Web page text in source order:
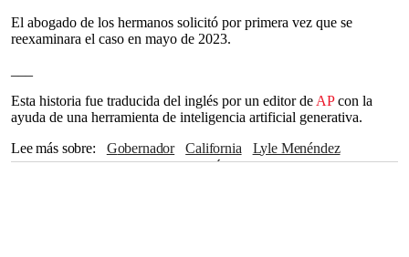
El abogado de los hermanos solicitó por primera vez que se
reexaminara el caso en mayo de 2023.
Esta historia fue traducida del inglés por un editor de APcon la
ayuda de una herramienta de inteligencia artificial generativa.
Lee más sobre
Gobernador California
Lyle Menéndez